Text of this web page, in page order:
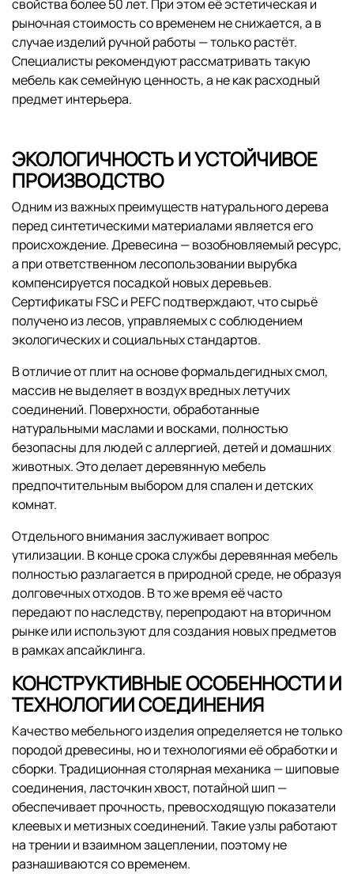
свойства более 50 лет. При этом её эстетическая и
рыночная стоимость со временем не снижается, а в
случае изделий ручной работы — только растёт.
Специалисты рекомендуют рассматривать такую
мебель как семейную ценность, а не как расходный
предмет интерьера.
ЭКОЛОГИЧНОСТЬ И УСТОЙЧИВОЕ
ПРОИЗВОДСТВО
Одним из важных преимуществ натурального дерева
перед синтетическими материалами является его
происхождение. Древесина — возобновляемый ресурс,
а при ответственном лесопользовании вырубка
компенсируется посадкой новых деревьев.
Сертификаты FSC и PEFC подтверждают, что сырьё
получено из лесов, управляемых с соблюдением
экологических и социальных стандартов.
В отличие от плит на основе формальдегидных смол,
массив не выделяет в воздух вредных летучих
соединений. Поверхности, обработанные
натуральными маслами и восками, полностью
безопасны для людей с аллергией, детей и домашних
животных. Это делает деревянную мебель
предпочтительным выбором для спален и детских
комнат.
Отдельного внимания заслуживает вопрос
утилизации. В конце срока службы деревянная мебель
полностью разлагается в природной среде, не образуя
долговечных отходов. В то же время её часто
передают по наследству, перепродают на вторичном
рынке или используют для создания новых предметов
в рамках апсайклинга.
КОНСТРУКТИВНЫЕ ОСОБЕННОСТИ И
ТЕХНОЛОГИИ СОЕДИНЕНИЯ
Качество мебельного изделия определяется не только
породой древесины, но и технологиями её обработки и
сборки. Традиционная столярная механика — шиповые
соединения, ласточкин хвост, потайной шип —
обеспечивает прочность, превосходящую показатели
клеевых и метизных соединений. Такие узлы работают
на трении и взаимном зацеплении, поэтому не
разнашиваются со временем.